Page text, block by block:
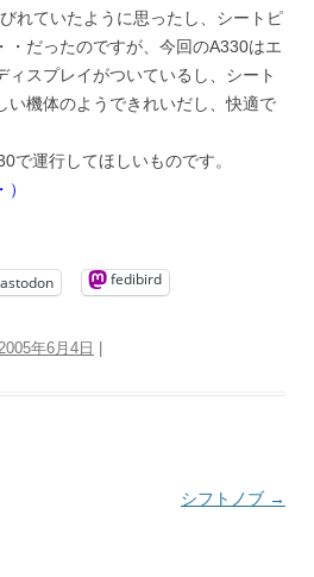
れていたように思ったし、シートピ
・だったのですが、今回のA330はエ
ィスプレイがついているし、シート
い機体のようできれいだし、快適で
で運行してほしいものです。
fedibird
2005年6月4日 |
シフトノブ →